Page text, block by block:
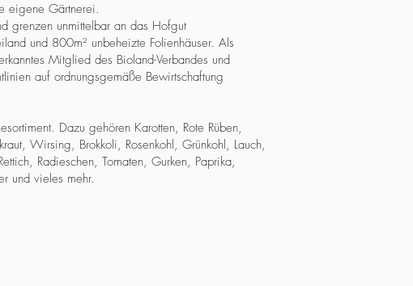
eigene Gärtnerei.
grenzen unmittelbar an das Hofgut
und 800m² unbeheizte Folienhäuser. Als
Mitglied des Bioland-Verbandes und
auf ordnungsgemäße Bewirtschaftung
Dazu gehören Karotten, Rote Rüben,
Wirsing, Brokkoli, Rosenkohl, Grünkohl, Lauch,
Radieschen, Tomaten, Gurken, Paprika,
und vieles mehr.